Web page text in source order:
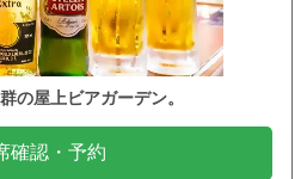
の屋上ビアガーデン。
確認・予約